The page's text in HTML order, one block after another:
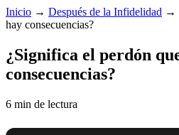
Inicio → Después de la Infidelidad →
hay consecuencias?
¿Significa el perdón
consecuencias?
6 min de lectura